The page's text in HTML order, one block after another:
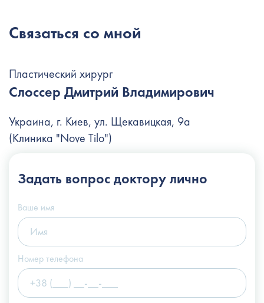
Связаться со мной
Пластический хирург
Слоссер Дмитрий Владимирович
Украина, г. Киев, ул. Щекавицкая, 9а
(Клиника "Nove Tilo")
+38 (066) 122-6-111
info@slosser.com.ua
Задать вопросдоктору лично
Ваше имя
Номер телефона